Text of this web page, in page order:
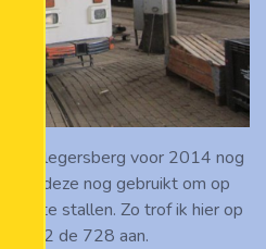
Hillegersberg voor 2014 nog
is deze nog gebruikt om op
te stallen. Zo trof ik hier op
2012 de 728 aan.